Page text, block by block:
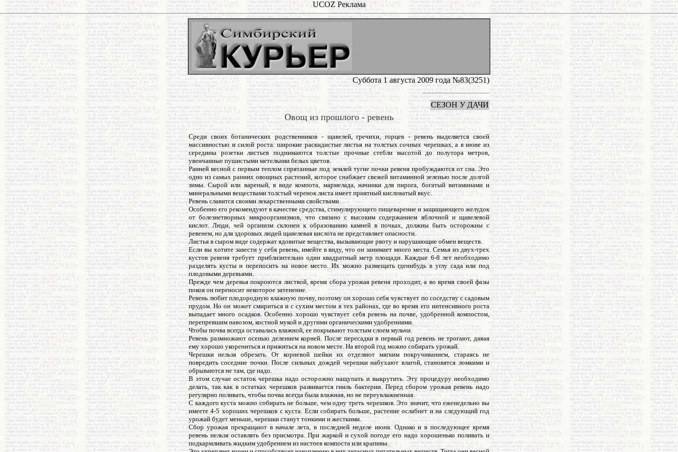
UCOZ Реклама
Суббота 1 августа 2009 года №83(3251)
СЕЗОН У ДАЧИ
Овощ из прошлого - ревень
Среди своих ботанических родственников - щавелей, гречихи, горцев - ревень выделяется своей
массивностью и силой роста: широкие раскидистые листья на толстых сочных черешках, а в июне из
середины розетки листьев поднимаются толстые прочные стебли высотой до полутора метров,
увенчанные пушистыми метелками белых цветов.
Ранней весной с первым теплом спрятанные под землей тугие почки ревеня пробуждаются от сна. Это
одно из самых ранних овощных растений, которое снабжает свежей витаминной зеленью после долгой
зимы. Сырой или вареный, в виде компота, мармелада, начинки для пирога, богатый витаминами и
минеральными веществами толстый черенок листа имеет приятный кисловатый вкус.
Ревень славится своими лекарственными свойствами.
Особенно его рекомендуют в качестве средства, стимулирующего пищеварение и защищающего желудок
от болезнетворных микроорганизмов, что связано с высоким содержанием яблочной и щавелевой
кислот. Люди, чей организм склонен к образованию камней в почках, должны быть осторожны с
ревенем, но для здоровых людей щавелевая кислота не представляет опасности.
Листья в сыром виде содержат ядовитые вещества, вызывающие рвоту и нарушающие обмен веществ.
Если вы хотите завести у себя ревень, имейте в виду, что он занимает много места. Семья из двух-трех
кустов ревеня требует приблизительно один квадратный метр площади. Каждые 6-8 лет необходимо
разделять кусты и переносить на новое место. Их можно размещать гденибудь в углу сада или под
плодовыми деревьями.
Прежде чем деревья покроются листвой, время сбора урожая ревеня проходит, а во время своей фазы
покоя он переносит некоторое затенение.
Ревень любит плодородную влажную почву, поэтому он хорошо себя чувствует по соседству с садовым
прудом. Но он может смириться и с сухим местом в тех районах, где во время его интенсивного роста
выпадает много осадков. Особенно хорошо чувствует себя ревень на почве, удобренной компостом,
перепревшим навозом, костной мукой и другими органическими удобрениями.
Чтобы почва всегда оставалась влажной, ее покрывают толстым слоем мульчи.
Ревень размножают осенью делением корней. После пересадки в первый год ревень не трогают, давая
ему хорошо укорениться и прижиться на новом месте. На второй год можно собирать урожай.
Черешки нельзя обрезать. От корневой шейки их отделяют мягким покручиванием, стараясь не
повредить соседние почки. После сильных дождей черешки набухают влагой, становятся ломкими и
обрываются не там, где надо.
В этом случае остаток черешка надо осторожно нащупать и выкрутить. Эту процедуру необходимо
делать, так как в остатках черешков развивается гниль бактерии. Перед сбором урожая ревень надо
регулярно поливать, чтобы почва всегда была влажная, но не переувлажненная.
С каждого куста можно собирать не больше, чем одну треть черешков. Это значит, что еженедельно вы
имеете 4-5 хороших черешков с куста. Если собирать больше, растение ослабнет и на следующий год
урожай будет меньше, черешки станут тонкими и жесткими.
Сбор урожая прекращают в начале лета, в последней неделе июня. Однако и в последующее время
ревень нельзя оставлять без присмотра. При жаркой и сухой погоде его надо хорошенько поливать и
подкармливать жидким удобрением из настоев компоста или крапивы.